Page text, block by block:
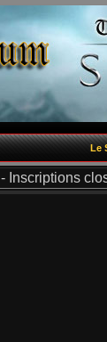
Le
- Inscriptions